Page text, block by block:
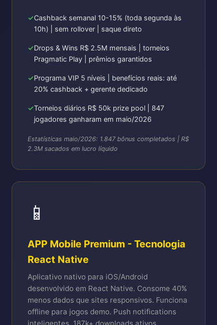
Cashback semanal 10-15% (toda segunda às
10h) | sem rollover | saque direto
Drops & Wins R$ 2.5M mensais | torneios
Pragmatic Play | prêmios garantidos
Programa VIP 5 níveis | benefícios reais: até
20% cashback + gerente dedicado
Torneios diários R$ 50k prize pool | 847
jogadores ganharam em maio/2026
Estatísticas maio/2026: 1.847 bônus completados | R$
2.3M sacados em lucro líquido
📱
APP Mobile Premium - Tecnologia
React Native
Aplicativo nativo para iOS/Android
desenvolvido em React Native. Consome 40%
menos dados que sites responsivos. Funciona
offline para jogos demo. Push notifications